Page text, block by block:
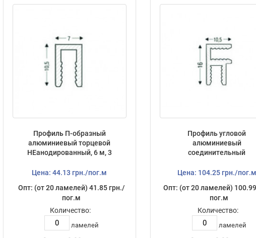
Профиль П-образный
алюминиевый торцевой
НЕанодированный, 6 м, 3
Цена: 44.13 грн./пог.м
Опт: (от 20 ламелей) 41.85 грн./
пог.м
Количество:
ламелей
Профиль угловой
алюминиевый
соединительный
Цена: 104.25 грн./пог.м
Опт: (от 20 ламелей)
пог.м
Количество:
ламелей